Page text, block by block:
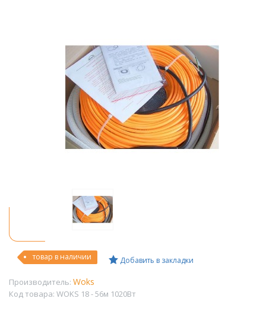
товар в наличии Добавить в закладки
Производитель: Woks
Код товара: WOKS 18 - 56м 1020Вт